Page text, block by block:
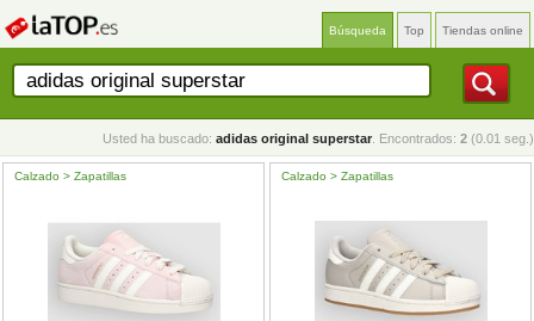
Búsqueda Top Tiendas online
Usted ha buscado: adidas original superstar . Encontrados: 2 (0.01 seg.)
Calzado > Zapatillas Calzado > Zapatillas